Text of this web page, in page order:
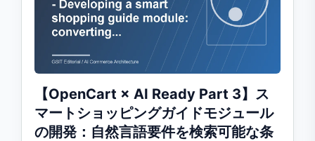
【OpenCart × AI Ready Part 3】ス
マートショッピングガイドモジュール
の開発：自然言語要件を検索可能な条